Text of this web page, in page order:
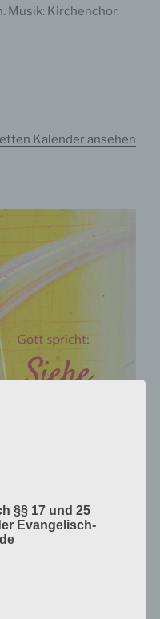
Musik: Kirchenchor.
Kalender ansehen
§§ 17 und 25
Evangelisch-